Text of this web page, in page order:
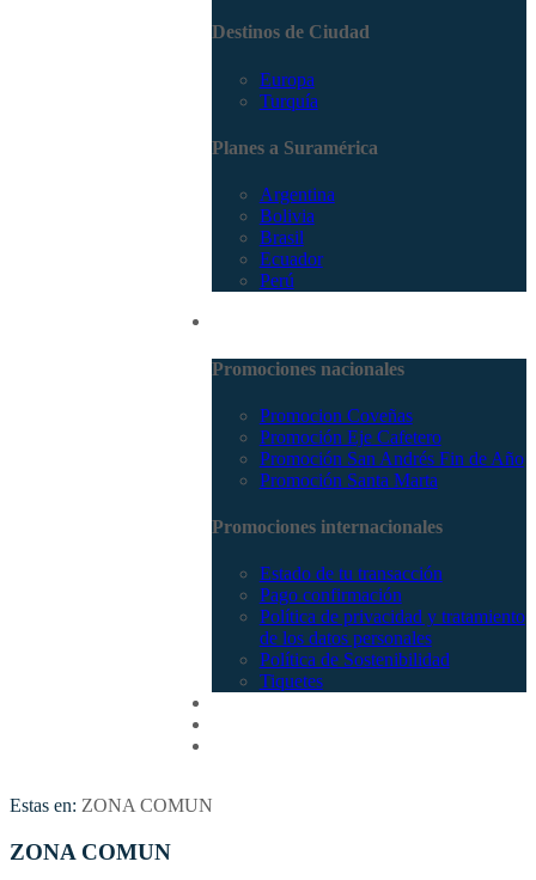
Destinos de Ciudad
Europa
Turquía
Planes a Suramérica
Argentina
Bolivia
Brasil
Ecuador
Perú
Promociones nacionales
Promocion Coveñas
Promoción Eje Cafetero
Promoción San Andrés Fin de Año
Promoción Santa Marta
Promociones internacionales
Estado de tu transacción
Pago confirmación
Política de privacidad y tratamiento
de los datos personales
Política de Sostenibilidad
Tiquetes
Estas en: ZONA COMUN
ZONA COMUN